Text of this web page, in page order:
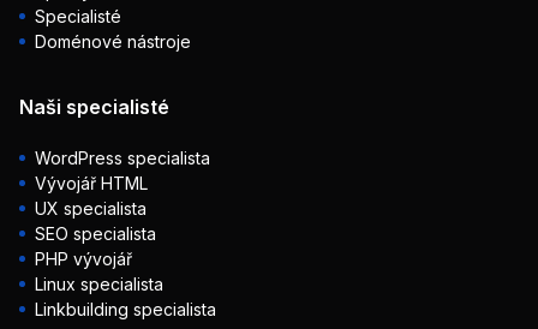
Specialisté
Doménové nástroje
Naši specialisté
WordPress specialista
Vývojář HTML
UX specialista
SEO specialista
PHP vývojář
Linux specialista
Linkbuilding specialista